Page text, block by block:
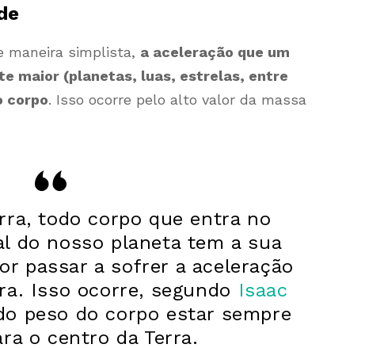
maneira simplista, a aceleração que um
maior (planetas, luas, estrelas, entre
corpo. Isso ocorre pelo alto valor da massa
todo corpo que entra no
do nosso planeta tem a sua
passar a sofrer a aceleração
Isso ocorre, segundo Isaac
peso do corpo estar sempre
o centro da Terra.